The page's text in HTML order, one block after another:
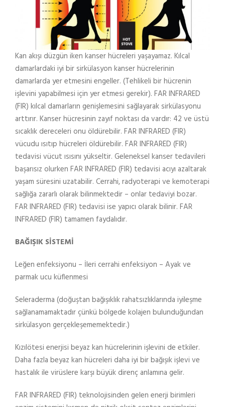
Kan akışı düzgün iken kanser hücreleri yaşayamaz. Kılcal
damarlardaki iyi bir sirkülasyon kanser hücrelerinin
damarlarda yer etmesini engeller. (Tehlikeli bir hücrenin
işlevini yapabilmesi için yer etmesi gerekir). FAR INFRARED
(FIR) kılcal damarların genişlemesini sağlayarak sirkülasyonu
arttırır. Kanser hücresinin zayıf noktası da vardır: 42 ve üstü
sıcaklık dereceleri onu öldürebilir. FAR INFRARED (FIR)
vücudu ısıtıp hücreleri öldürebilir. FAR INFRARED (FIR)
tedavisi vücut ısısını yükseltir. Geleneksel kanser tedavileri
başarısız olurken FAR INFRARED (FIR) tedavisi acıyı azaltarak
yaşam süresini uzatabilir. Cerrahi, radyoterapi ve kemoterapi
sağlığa zararlı olarak bilinmektedir – onlar tedaviyi bozar.
FAR INFRARED (FIR) tedavisi ise yapıcı olarak bilinir. FAR
INFRARED (FIR) tamamen faydalıdır.
BAĞIŞIK SİSTEMİ
Leğen enfeksiyonu – İleri cerrahi enfeksiyon – Ayak ve
parmak ucu küflenmesi
Seleraderma (doğuştan bağışıklık rahatsızlıklarında iyileşme
sağlanamamaktadır çünkü bölgede kolajen bulunduğundan
sirkülasyon gerçekleşememektedir.)
Kızılötesi enerjisi beyaz kan hücrelerinin işlevini de etkiler.
Daha fazla beyaz kan hücreleri daha iyi bir bağışık işlevi ve
hastalık ile virüslere karşı büyük direnç anlamına gelir.
FAR INFRARED (FIR) teknolojisinden gelen enerji birimleri